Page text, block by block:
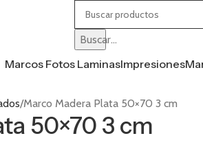
Buscar...
Marcos Fotos LaminasImpresiones
Marco Madera Plata 50×70 3 cm
50×70 3 cm